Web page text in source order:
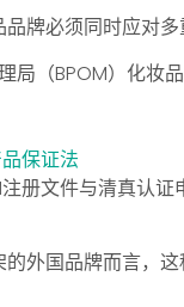
牌必须同时应对多
局（BPOM）化妆
保证法
册文件与清真认
外国品牌而言，